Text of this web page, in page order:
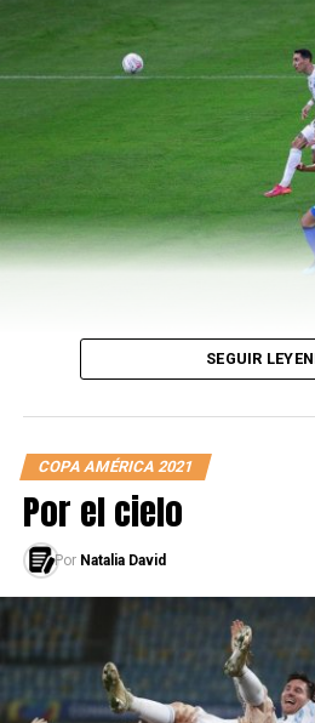
repitió, esta vez con el “Fideo”
luego de una larga corrida,
libre y lo transformó en el tercer
erigió como la figura del
de un gol y dos asistencias para
goles y cinco asistencias en la
El rival será Colombia en
SEGUIR
COPA AMÉRICA 2021
Por el cielo
Por Natalia David